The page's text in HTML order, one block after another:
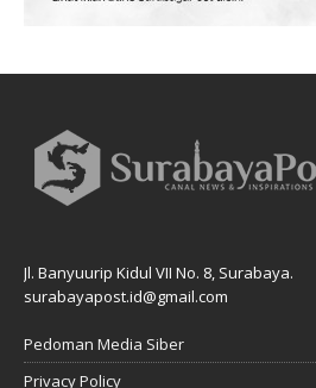
Jl. Banyuurip Kidul VII No. 8, Surabaya.
surabayapost.id@gmail.com
Pedoman Media Siber
Privacy Policy